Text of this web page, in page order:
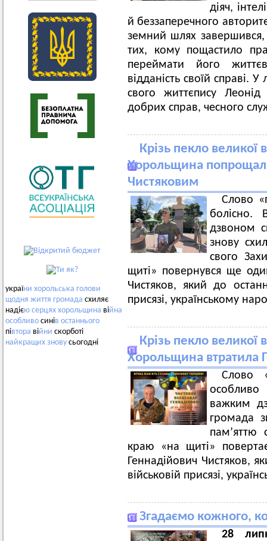
україни хорольська голови
щодня життя громада схиляє
надією серцях хорольщина війна
особливо синів останнього
півтора війни скорботі
найкращих знову сьогодні
діяч,
й беззаперечного
земний шлях
тих, кому пощастило
переймати його
відданість своїй справі.
свого життєпису
добрих справ, чесного
Крізь пекло великої
Хорольщина
Чистяковим
Слово
болісно.
дзвоном
знову
свого
щиті» повернувся ще
Чистяков, який до
присязі, українському
Крізь пекло великої
Хорольщина втратила
Слово
особливо
важким
громада
пам’яттю
краю «на щиті»
Геннадійович Чистяков,
військовій присязі,
Згадаємо кожного,
28